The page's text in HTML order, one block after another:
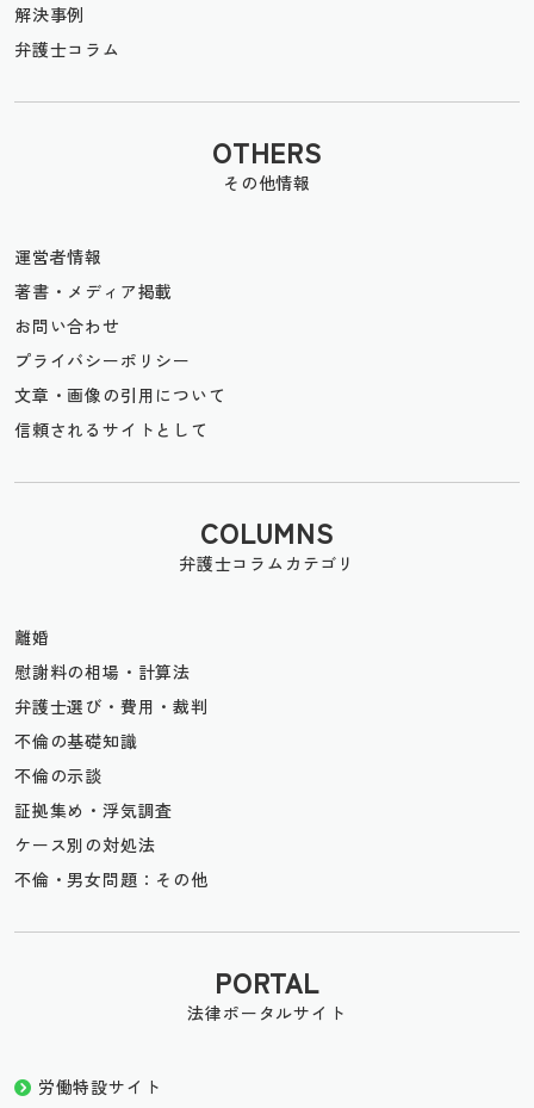
解決事例
弁護士コラム
OTHERS
その他情報
運営者情報
著書・メディア掲載
お問い合わせ
プライバシーポリシー
文章・画像の引用について
信頼されるサイトとして
COLUMNS
弁護士コラムカテゴリ
離婚
慰謝料の相場・計算法
弁護士選び・費用・裁判
不倫の基礎知識
不倫の示談
証拠集め・浮気調査
ケース別の対処法
不倫・男女問題：その他
PORTAL
法律ポータルサイト
労働特設サイト